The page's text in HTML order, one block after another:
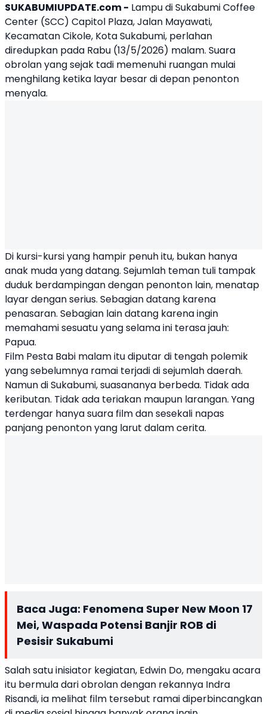
SUKABUMIUPDATE.com - Lampu di Sukabumi Coffee
Center (SCC) Capitol Plaza, Jalan Mayawati,
Kecamatan Cikole, Kota Sukabumi, perlahan
diredupkan pada Rabu (13/5/2026) malam. Suara
obrolan yang sejak tadi memenuhi ruangan mulai
menghilang ketika layar besar di depan penonton
menyala.
Di kursi-kursi yang hampir penuh itu, bukan hanya
anak muda yang datang. Sejumlah teman tuli tampak
duduk berdampingan dengan penonton lain, menatap
layar dengan serius. Sebagian datang karena
penasaran. Sebagian lain datang karena ingin
memahami sesuatu yang selama ini terasa jauh:
Papua.
Film Pesta Babi malam itu diputar di tengah polemik
yang sebelumnya ramai terjadi di sejumlah daerah.
Namun di Sukabumi, suasananya berbeda. Tidak ada
keributan. Tidak ada teriakan maupun larangan. Yang
terdengar hanya suara film dan sesekali napas
panjang penonton yang larut dalam cerita.
Baca Juga: Fenomena Super New Moon 17
Mei, Waspada Potensi Banjir ROB di
Pesisir Sukabumi
Salah satu inisiator kegiatan, Edwin Do, mengaku acara
itu bermula dari obrolan dengan rekannya Indra
Risandi, ia melihat film tersebut ramai diperbincangkan